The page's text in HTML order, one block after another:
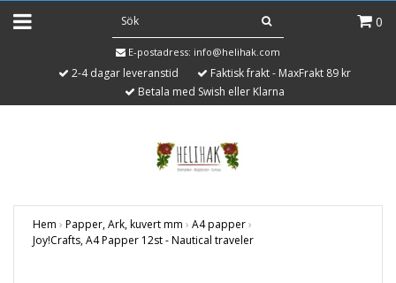
0
E-postadress: info@helihak.com
2-4 dagar leveranstid
Faktisk frakt - MaxFrakt 89 kr
Betala med Swish eller Klarna
Hem › Papper, Ark, kuvert mm › A4 papper›
Joy!Crafts, A4 Papper 12st - Nautical traveler